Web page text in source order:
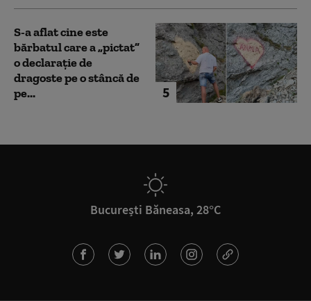
5
S-a aflat cine este
bărbatul care a „pictat”
o declarație de
dragoste pe o stâncă de
pe...
București Băneasa, 28°C